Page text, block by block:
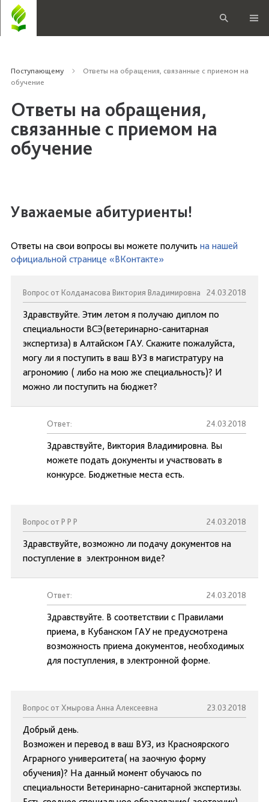
Поступающему
Ответы на обращения, связанные с приемом на
обучение
Ответы на обращения,
связанные с приемом на
обучение
Уважаемые абитуриенты!
Ответы на свои вопросы вы можете получить на нашей
официальной странице «ВКонтакте»
Вопрос от Колдамасова Виктория Владимировна 24.03.2018
Здравствуйте. Этим летом я получаю диплом по
специальности ВСЭ(ветеринарно-санитарная
экспертиза) в Алтайском ГАУ. Скажите пожалуйста,
могу ли я поступить в ваш ВУЗ в магистратуру на
агрономию ( либо на мою же специальность)? И
можно ли поступить на бюджет?
Ответ: 24.03.2018
Здравствуйте, Виктория Владимировна. Вы
можете подать документы и участвовать в
конкурсе. Бюджетные места есть.
Вопрос от Р Р Р 24.03.2018
Здравствуйте, возможно ли подачу документов на
поступление в электронном виде?
Ответ: 24.03.2018
Здравствуйте. В соответствии с Правилами
приема, в Кубанском ГАУ не предусмотрена
возможность приема документов, необходимых
для поступления, в электронной форме.
Вопрос от Хмырова Анна Алексеевна 23.03.2018
Добрый день.
Возможен и перевод в ваш ВУЗ, из Красноярского
Аграрного университета( на заочную форму
обучения)? На данный момент обучаюсь по
специальности Ветеринарно-санитарной экспертизы.